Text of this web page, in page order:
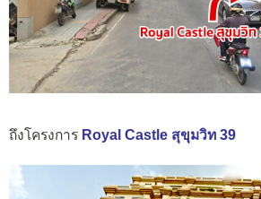
ถึงโครงการ Royal Castle สุขุมวิท 39